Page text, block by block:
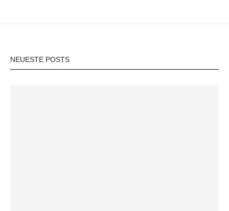
NEUESTE POSTS